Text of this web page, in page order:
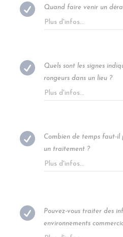
 Quand faire venir un
Plus d'infos...

Quels sont les signes
rongeurs dans un lieu ?
Plus d'infos...

Combien de temps faut-il
un traitement ?
Plus d'infos...

Pouvez-vous traiter des
environnements